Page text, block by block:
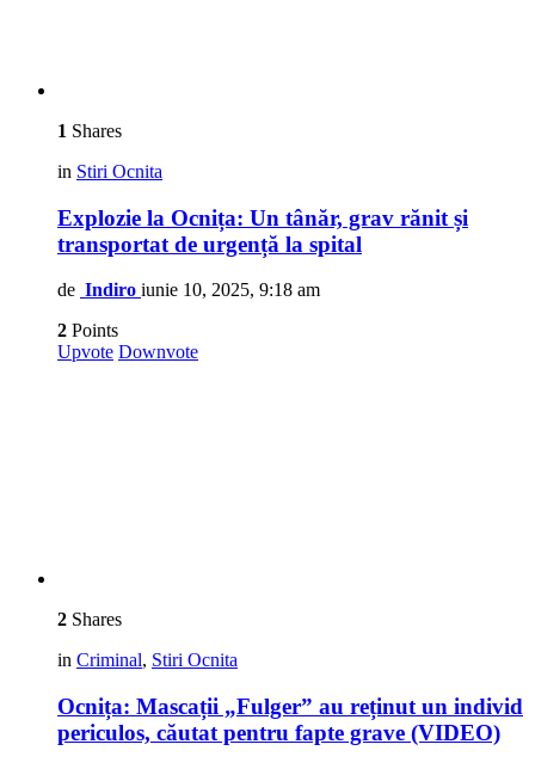
1 Shares
in Stiri Ocnita
Explozie la Ocnița: Un tânăr, grav rănit și
transportat de urgență la spital
de Indiro iunie 10, 2025, 9:18 am
2 Points
Upvote Downvote
2 Shares
in Criminal, Stiri Ocnita
Ocnița: Mascații „Fulger” au reținut un individ
periculos, căutat pentru fapte grave (VIDEO)